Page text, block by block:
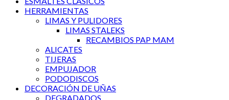
HERRAMIENTAS
LIMAS Y PULIDORES
LIMAS STALEKS
RECAMBIOS PAP MAM
ALICATES
TIJERAS
EMPUJADOR
PODODISCOS
DECORACIÓN DE UÑAS
DEGRADADOS